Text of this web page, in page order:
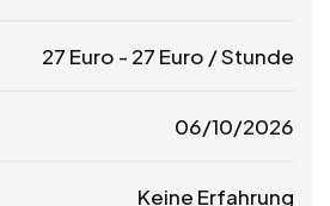
27 Euro - 27 Euro / Stunde
06/10/2026
Keine Erfahrung